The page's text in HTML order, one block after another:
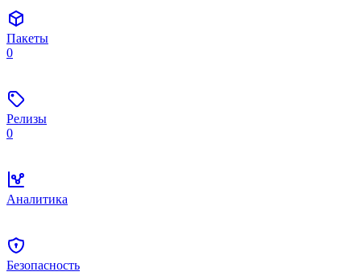
Пакеты
0
Релизы
0
Аналитика
Безопасность